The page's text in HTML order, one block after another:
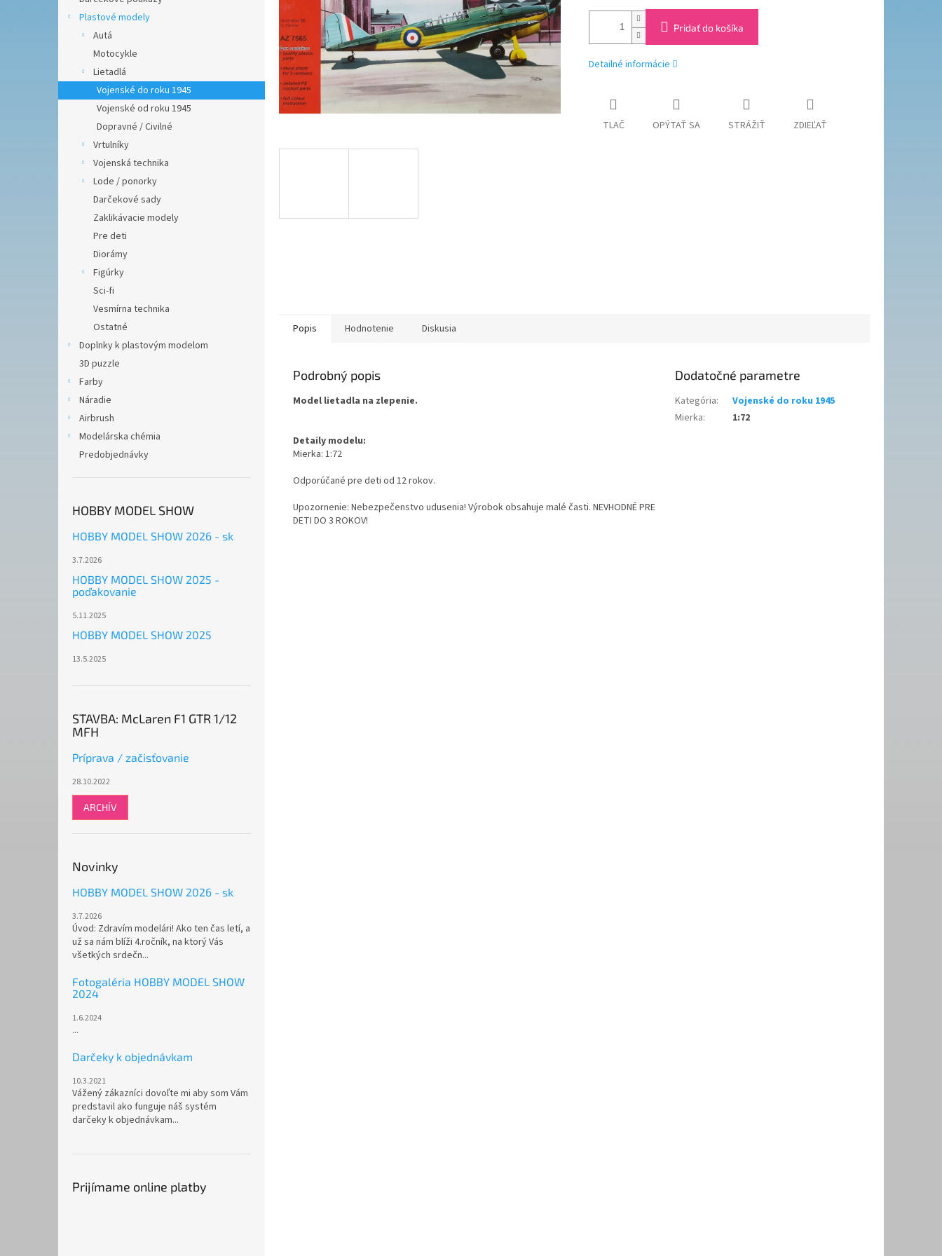
Plastové modely
Autá
Motocykle
Lietadlá
Vojenské do roku 1945
Vojenské od roku 1945
Dopravné / Civilné
Vrtulníky
Vojenská technika
Lode / ponorky
Darčekové sady
Zaklikávacie modely
Pre deti
Diorámy
Figúrky
Sci-fi
Vesmírna technika
Ostatné
Doplnky k plastovým modelom
3D puzzle
Farby
Náradie
Airbrush
Modelárska chémia
Predobjednávky
HOBBY MODEL SHOW
HOBBY MODEL SHOW 2026 - sk
3.7.2026
HOBBY MODEL SHOW 2025 -
poďakovanie
5.11.2025
HOBBY MODEL SHOW 2025
13.5.2025
STAVBA: McLaren F1 GTR 1/12
MFH
Príprava / začisťovanie
28.10.2022
ARCHÍV
Novinky
HOBBY MODEL SHOW 2026 - sk
3.7.2026
Úvod: Zdravím modelári! Ako ten čas letí, a
už sa nám blíži 4.ročník, na ktorý Vás
všetkých srdečn...
Fotogaléria HOBBY MODEL SHOW
2024
1.6.2024
...
Darčeky k objednávkam
10.3.2021
Vážený zákazníci dovoľte mi aby som Vám
predstavil ako funguje náš systém
darčeky k objednávkam...
Prijímame online platby
Pridať do košíka
Detailné informácie
TLAČ OPÝTAŤ SA STRÁŽIŤ ZDIEĽAŤ
Popis Hodnotenie Diskusia
Podrobný popis
Model lietadla na zlepenie.
Detaily modelu:
Mierka: 1:72
Odporúčané pre deti od 12 rokov.
Upozornenie: Nebezpečenstvo udusenia! Výrobok obsahuje malé časti. NEVHODNÉ PRE
DETI DO 3 ROKOV!
Dodatočné parametre
Kategória:
Vojenské do roku 1945
Mierka: 1:72